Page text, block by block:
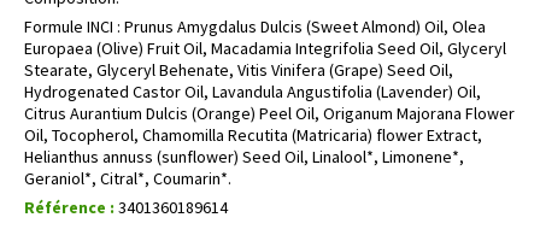
Formule INCI : Prunus Amygdalus Dulcis (Sweet Almond) Oil, Olea
Europaea (Olive) Fruit Oil, Macadamia Integrifolia Seed Oil, Glyceryl
Stearate, Glyceryl Behenate, Vitis Vinifera (Grape) Seed Oil,
Hydrogenated Castor Oil, Lavandula Angustifolia (Lavender) Oil,
Citrus Aurantium Dulcis (Orange) Peel Oil, Origanum Majorana Flower
Oil, Tocopherol, Chamomilla Recutita (Matricaria) flower Extract,
Helianthus annuss (sunflower) Seed Oil, Linalool*, Limonene*,
Geraniol*, Citral*, Coumarin*.
Référence : 3401360189614